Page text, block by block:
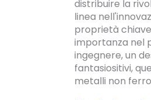
distribuire la
linea
proprietà
importanza nel
ingegnere, un
fantasiositivi,
metalli non